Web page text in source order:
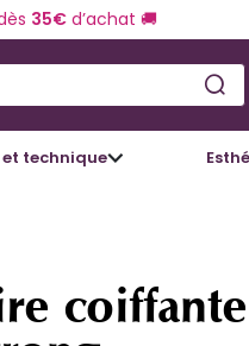
35€d’achat 🚚
technique